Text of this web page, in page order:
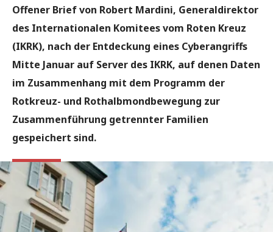
Offener Brief von Robert Mardini, Generaldirektor
des Internationalen Komitees vom Roten Kreuz
(IKRK), nach der Entdeckung eines Cyberangriffs
Mitte Januar auf Server des IKRK, auf denen Daten
im Zusammenhang mit dem Programm der
Rotkreuz- und Rothalbmondbewegung zur
Zusammenführung getrennter Familien
gespeichert sind.